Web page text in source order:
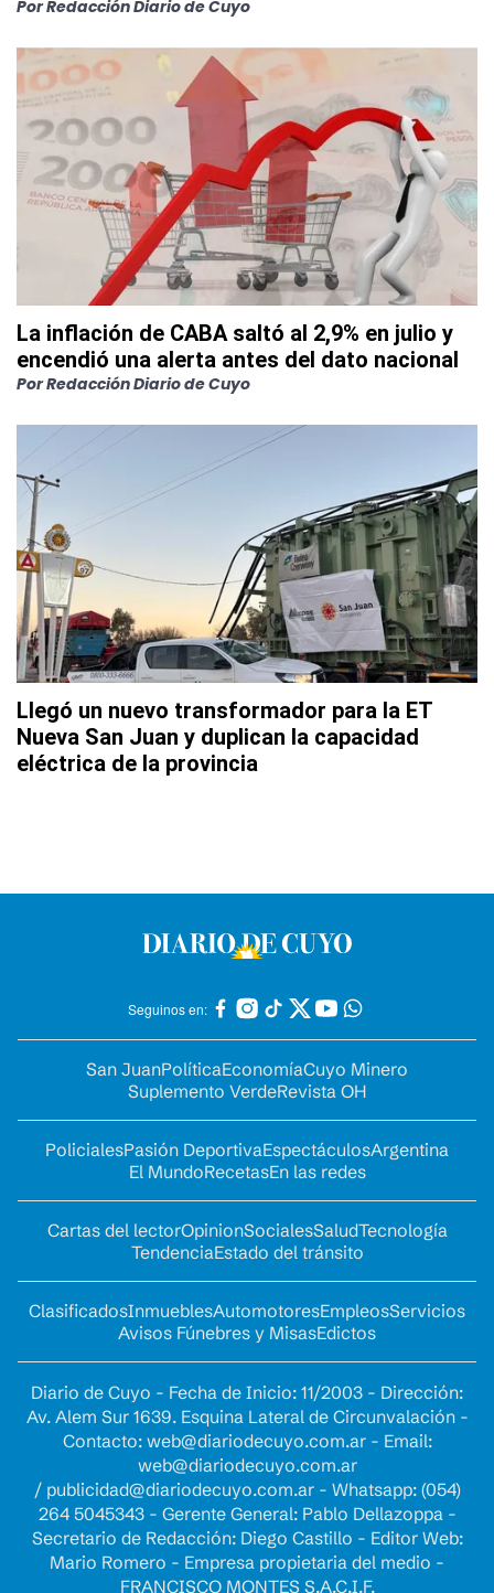
PorRedacción Diario de Cuyo
La inflación de CABA saltó al 2,9% en julio y
encendió una alerta antes del dato nacional
PorRedacción Diario de Cuyo
Llegó un nuevo transformador para la ET
Nueva San Juan y duplican la capacidad
eléctrica de la provincia
Seguinos en:
San JuanPolíticaEconomíaCuyo Minero
Suplemento VerdeRevista OH
PolicialesPasión DeportivaEspectáculosArgentina
El MundoRecetasEn las redes
Cartas del lectorOpinionSocialesSaludTecnología
TendenciaEstado del tránsito
ClasificadosInmueblesAutomotoresEmpleosServicios
Avisos Fúnebres y MisasEdictos
Diario de Cuyo - Fecha de Inicio: 11/2003 - Dirección:
Av. Alem Sur 1639. Esquina Lateral de Circunvalación -
Contacto: web@diariodecuyo.com.ar- Email:
web@diariodecuyo.com.ar
/ publicidad@diariodecuyo.com.ar- Whatsapp: (054)
264 5045343 - Gerente General: Pablo Dellazoppa -
Secretario de Redacción: Diego Castillo - Editor Web:
Mario Romero - Empresa propietaria del medio -
FRANCISCO MONTES S.A.C.I.F.